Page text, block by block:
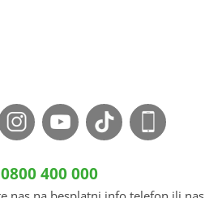
0800 400 000